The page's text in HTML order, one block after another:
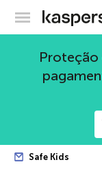
Proteção
Safe Kids